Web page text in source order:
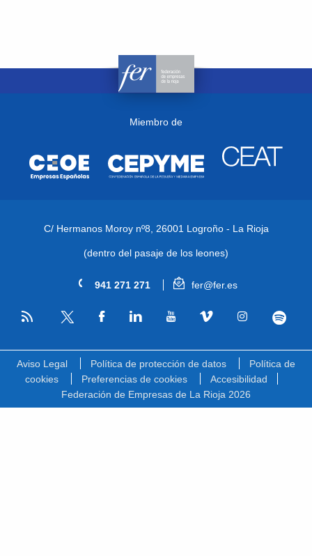
Miembro de
C/ Hermanos Moroy nº8, 26001 Logroño - La Rioja
(dentro del pasaje de los leones)
941 271 271 fer@fer.es
RSS
Aviso Legal Política de protección de datos
Política de
cookies
Preferencias de cookies
Accesibilidad
Federación de Empresas de La Rioja 2026